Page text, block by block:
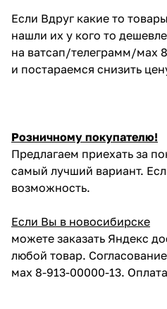
Если Вдруг какие то
нашли их у кого то
на ватсап/телеграмм/мах
и постараемся снизить
Розничному покупателю!
Предлагаем приехать за
самый лучший вариант.
возможность.
Если Вы в новосибирске
можете заказать Яндекс
любой товар.
мах 8-913-00000-13.